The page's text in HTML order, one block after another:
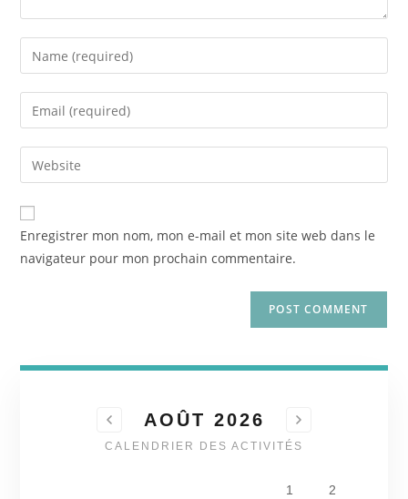
Enregistrer mon nom, mon e-mail et mon site web dans le
navigateur pour mon prochain commentaire.
AOÛT 2026
CALENDRIER DES ACTIVITÉS
1
2